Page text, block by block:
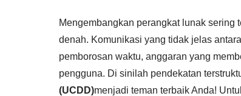
Mengembangkan perangkat lunak sering
denah. Komunikasi yang tidak jelas
pemborosan waktu, anggaran yang
pengguna. Di sinilah pendekatan
(UCDD)menjadi teman terbaik Anda!